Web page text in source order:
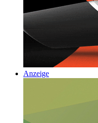
Anzeige